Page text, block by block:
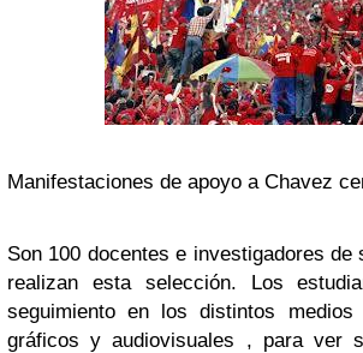
Manifestaciones de apoyo a Chavez
Son 100 docentes e investigadores de
realizan esta selección. Los
seguimiento en los distintos
gráficos y audiovisuales , para ver